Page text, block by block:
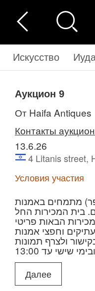
Искусство
Аукцион 9
от Haifa Antiques
Контакты
13.6.26
4 Litanis street,
Условия участия
ברח׳ ליטניס 4 (סמוך לכיכר ספר) מתמחים באמנות
בית המכירות החל
הבאות פריטי
Далее